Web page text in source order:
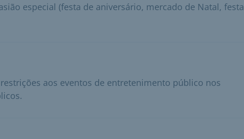
especial (festa de aniversário, mercado de Natal, festa
aos eventos de entretenimento público nos